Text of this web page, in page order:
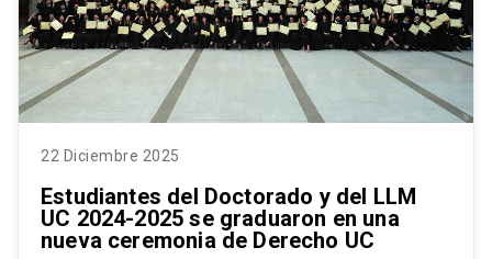
22 Diciembre 2025
Estudiantes del Doctorado y del LLM
UC 2024-2025 se graduaron en una
nueva ceremonia de Derecho UC